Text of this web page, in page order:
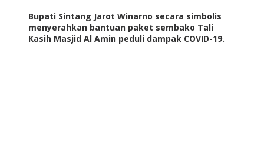
Bupati Sintang Jarot Winarno secara simbolis
menyerahkan bantuan paket sembako Tali
Kasih Masjid Al Amin peduli dampak COVID-19.